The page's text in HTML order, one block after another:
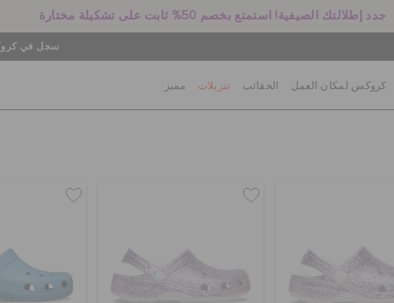
جدد إطلالتك الصيفية! استمتع بخصم 50% ثابت على تشكيلة مختارة
سجل في
كروكس لمكان العمل الحقائب تنزيلات مميز